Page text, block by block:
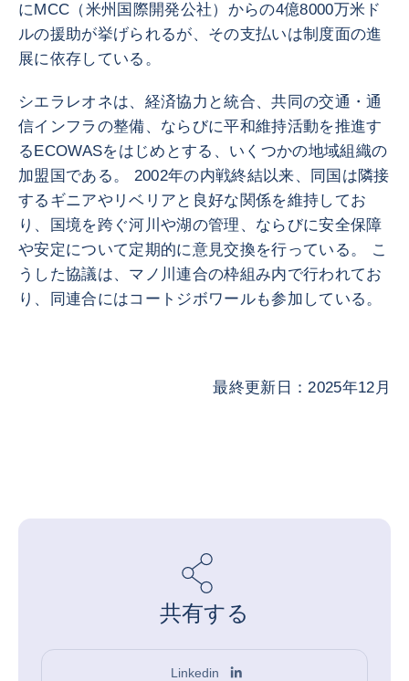
にMCC（米州国際開発公社）からの4億8000万米ド
ルの援助が挙げられるが、その支払いは制度面の進
展に依存している。
シエラレオネは、経済協力と統合、共同の交通・通
信インフラの整備、ならびに平和維持活動を推進す
るECOWASをはじめとする、いくつかの地域組織の
加盟国である。 2002年の内戦終結以来、同国は隣接
するギニアやリベリアと良好な関係を維持してお
り、国境を跨ぐ河川や湖の管理、ならびに安全保障
や安定について定期的に意見交換を行っている。 こ
うした協議は、マノ川連合の枠組み内で行われてお
り、同連合にはコートジボワールも参加している。
最終更新日：2025年12月
共有する
Linkedin